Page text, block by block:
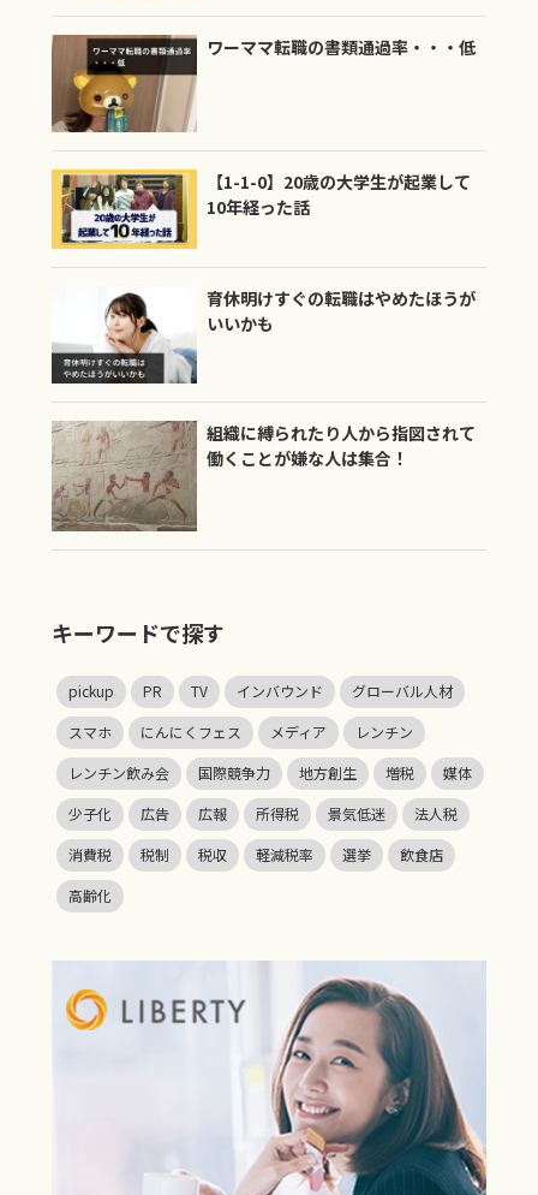
ワーママ転職の書類通過率・・・低
【1-1-0】20歳の大学生が起業して
10年経った話
育休明けすぐの転職はやめたほうが
いいかも
組織に縛られたり人から指図されて
働くことが嫌な人は集合！
キーワードで探す
pickup PR TV インバウンド
グローバル人材
スマホ
にんにくフェス メディア
レンチン
レンチン飲み会
国際競争力 地方創生 増税
媒体
少子化
広告 広報 所得税 景気低迷
法人税
消費税
税制 税収 軽減税率 選挙
飲食店
高齢化